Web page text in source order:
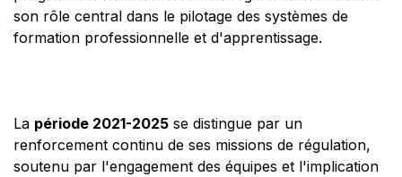
son rôle central dans le pilotage des systèmes de
formation professionnelle et d'apprentissage.
La période 2021-2025 se distingue par un
renforcement continu de ses missions de régulation,
soutenu par l'engagement des équipes et l'implication